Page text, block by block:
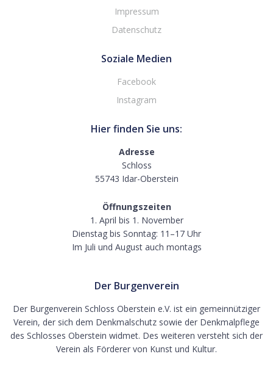
Impressum
Datenschutz
Soziale Medien
Facebook
Instagram
Hier finden Sie uns:
Adresse
Schloss
55743 Idar-Oberstein
Öffnungszeiten
1. April bis 1. November
Dienstag bis Sonntag: 11–17 Uhr
Im Juli und August auch montags
Der Burgenverein
Der Burgenverein Schloss Oberstein e.V. ist ein gemeinnütziger
Verein, der sich dem Denkmalschutz sowie der Denkmalpflege
des Schlosses Oberstein widmet. Des weiteren versteht sich der
Verein als Förderer von Kunst und Kultur.